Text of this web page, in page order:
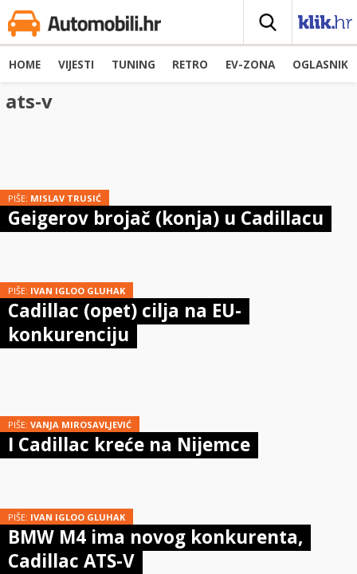
HOME VIJESTI TUNING RETRO EV-ZONA OGLASNIK
ats-v
PIŠE: MISLAV TRUSIĆ
Geigerov brojač (konja) u Cadillacu
PIŠE: IVAN IGLOO GLUHAK
Cadillac (opet) cilja na EU-
konkurenciju
PIŠE: VANJA MIROSAVLJEVIĆ
I Cadillac kreće na Nijemce
PIŠE: IVAN IGLOO GLUHAK
BMW M4 ima novog konkurenta,
Cadillac ATS-V